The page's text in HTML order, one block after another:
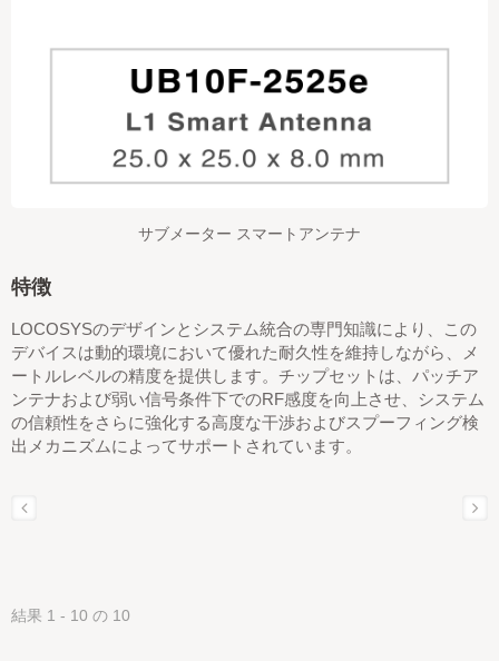
サブメーター スマートアンテナ
特徴
LOCOSYSのデザインとシステム統合の専門知識により、この
デバイスは動的環境において優れた耐久性を維持しながら、メ
ートルレベルの精度を提供します。チップセットは、パッチア
ンテナおよび弱い信号条件下でのRF感度を向上させ、システム
の信頼性をさらに強化する高度な干渉およびスプーフィング検
出メカニズムによってサポートされています。
結果 1 - 10 の 10